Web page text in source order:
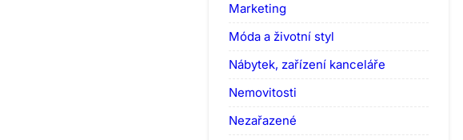
Marketing
Móda a životní styl
Nábytek, zařízení kanceláře
Nemovitosti
Nezařazené